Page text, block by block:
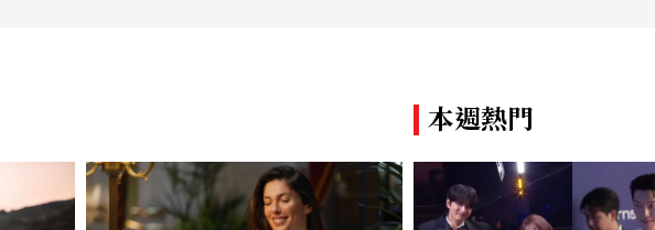
本週熱門